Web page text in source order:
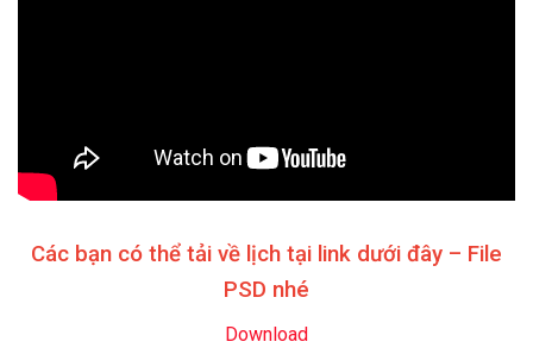
Các bạn có thể tải về lịch tại link dưới đây – File
PSD nhé
Download